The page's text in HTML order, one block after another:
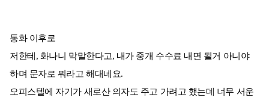
통화 이후로
저한테, 화나니 막말한다고, 내가 중개 수수료 내면 될거 아니야
하며 문자로 뭐라고 해대네요.
오피스텔에 자기가 새로산 의자도 주고 가려고 했는데 너무 서운